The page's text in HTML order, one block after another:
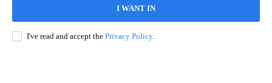
I WANT IN
I've read and accept the Privacy Policy.